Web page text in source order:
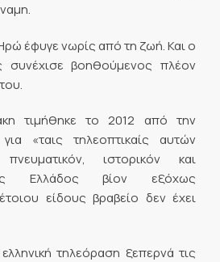
έφυγε νωρίς από τη ζωή. Και ο
συνέχισε βοηθούμενος πλέον
τιμήθηκε το 2012 από την
«ταις τηλεοπτικαίς αυτών
ιστορικόν και
Ελλάδος βίον εξόχως
είδους βραβείο δεν έχει
τηλεόραση ξεπερνά τις